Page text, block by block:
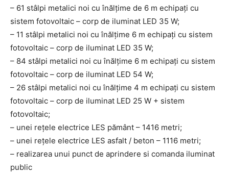
– 61 stâlpi metalici noi cu înălțime de 6 m echipați cu
sistem fotovoltaic – corp de iluminat LED 35 W;
– 11 stâlpi metalici noi cu înălțime 6 m echipați cu sistem
fotovoltaic – corp de iluminat LED 35 W;
– 84 stâlpi metalici noi cu înălțime 6 m echipați cu sistem
fotovoltaic – corp de iluminat LED 54 W;
– 26 stâlpi metalici noi cu înălțime 4 m echipați cu sistem
fotovoltaic – corp de iluminat LED 25 W + sistem
fotovoltaic;
– unei rețele electrice LES pământ – 1416 metri;
– unei rețele electrice LES asfalt / beton – 1116 metri;
– realizarea unui punct de aprindere si comanda iluminat
public